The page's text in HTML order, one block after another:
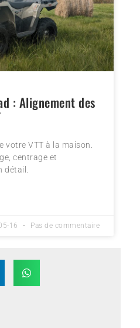
: Alignement des
votre VTT à la maison.
centrage et
16 Pas de commentaire